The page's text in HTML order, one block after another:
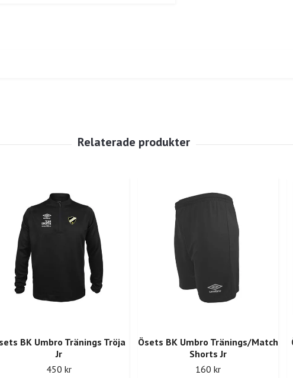
BK Umbro Tränings Tröja
Jr
450 kr
Ösets BK Umbro Tränings/Match
Shorts Jr
160 kr